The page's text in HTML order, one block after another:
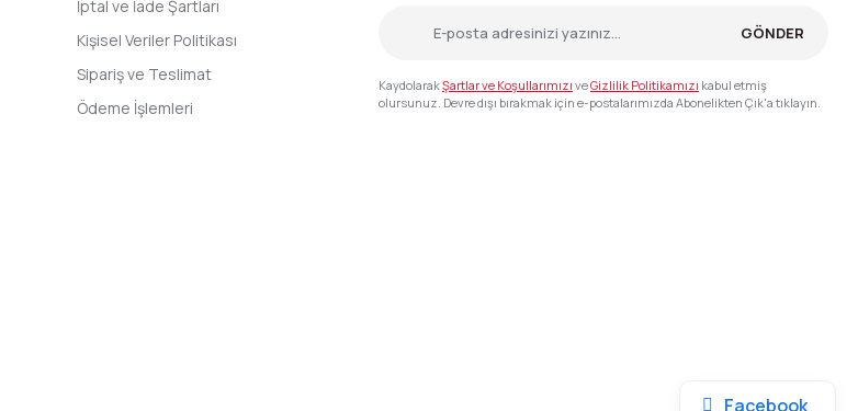
İptal ve İade Şartları
Kişisel Veriler Politikası
Sipariş ve Teslimat
Ödeme İşlemleri
GÖNDER
KaydolarakŞartlar ve Koşullarımızı veGizlilik Politikamızı kabul etmiş
olursunuz. Devre dışı bırakmak için e-postalarımızda Abonelikten Çık'a tıklayın.
Facebook